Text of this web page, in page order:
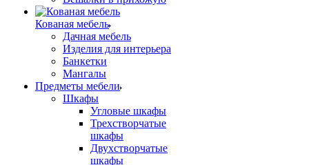
Кованая мебель
Дачная мебель
Изделия для интерьера
Банкетки
Мангалы
Предметы мебели
Шкафы
Угловые шкафы
Трехстворчатые
шкафы
Двухстворчатые
шкафы